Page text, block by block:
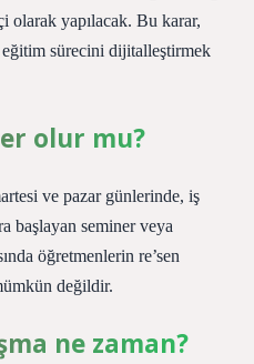
olarak yapılacak. Bu karar,
sürecini dijitalleştirmek
olur mu?
ve pazar günlerinde, iş
başlayan seminer veya
öğretmenlerin re’sen
değildir.
ne zaman?